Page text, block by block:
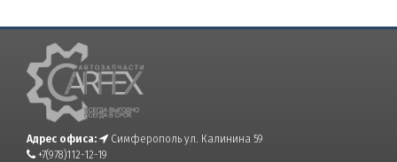
Адрес офиса:
Симферополь ул. Калинина 59
+7(978)112-12-19